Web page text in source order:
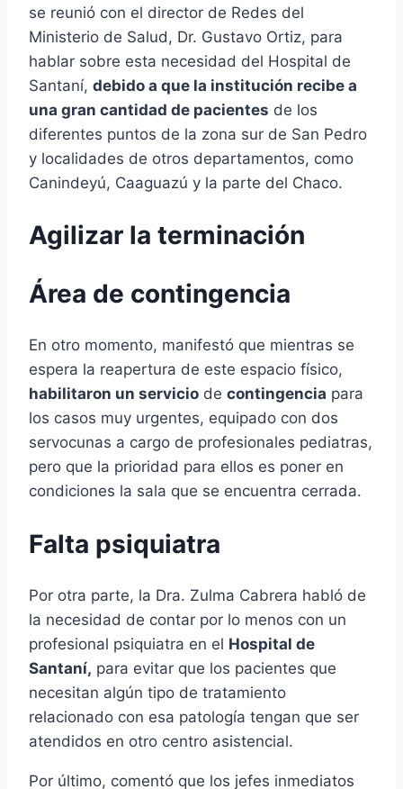
se reunió con el director de Redes del
Ministerio de Salud, Dr. Gustavo Ortiz, para
hablar sobre esta necesidad del Hospital de
Santaní, debido a que la institución recibe a
una gran cantidad de pacientes de los
diferentes puntos de la zona sur de San Pedro
y localidades de otros departamentos, como
Canindeyú, Caaguazú y la parte del Chaco.
Agilizar la terminación
Área de contingencia
En otro momento, manifestó que mientras se
espera la reapertura de este espacio físico,
habilitaron un servicio de contingencia para
los casos muy urgentes, equipado con dos
servocunas a cargo de profesionales pediatras,
pero que la prioridad para ellos es poner en
condiciones la sala que se encuentra cerrada.
Falta psiquiatra
Por otra parte, la Dra. Zulma Cabrera habló de
la necesidad de contar por lo menos con un
profesional psiquiatra en el Hospital de
Santaní, para evitar que los pacientes que
necesitan algún tipo de tratamiento
relacionado con esa patología tengan que ser
atendidos en otro centro asistencial.
Por último, comentó que los jefes inmediatos